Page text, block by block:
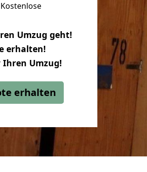
Umzug geht!
erhalten!
Ihren Umzug!
erhalten